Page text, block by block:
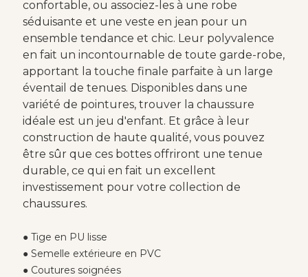
confortable, ou associez-les à une robe
séduisante et une veste en jean pour un
ensemble tendance et chic. Leur polyvalence
en fait un incontournable de toute garde-robe,
apportant la touche finale parfaite à un large
éventail de tenues. Disponibles dans une
variété de pointures, trouver la chaussure
idéale est un jeu d'enfant. Et grâce à leur
construction de haute qualité, vous pouvez
être sûr que ces bottes offriront une tenue
durable, ce qui en fait un excellent
investissement pour votre collection de
chaussures.
● Tige en PU lisse
● Semelle extérieure en PVC
● Coutures soignées